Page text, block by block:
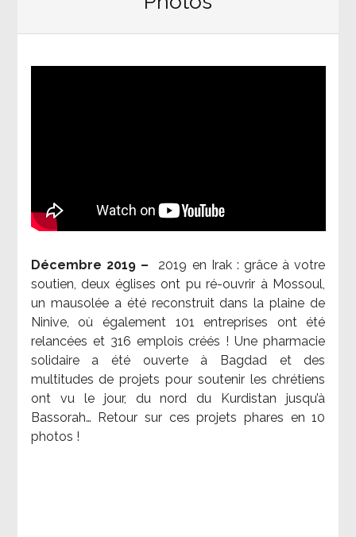
Décembre 2019 – 2019 en Irak : grâce à votre
soutien, deux églises ont pu ré-ouvrir à Mossoul,
un mausolée a été reconstruit dans la plaine de
Ninive, où également 101 entreprises ont été
relancées et 316 emplois créés ! Une pharmacie
solidaire a été ouverte à Bagdad et des
multitudes de projets pour soutenir les chrétiens
ont vu le jour, du nord du Kurdistan jusqu’à
Bassorah… Retour sur ces projets phares en 10
photos !